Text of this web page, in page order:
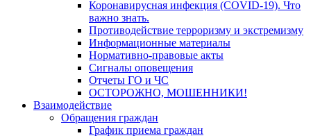
Коронавирусная инфекция (COVID-19). Что
важно знать.
Противодействие терроризму и экстремизму
Информационные материалы
Нормативно-правовые акты
Сигналы оповещения
Отчеты ГО и ЧС
ОСТОРОЖНО, МОШЕННИКИ!
Взаимодействие
Обращения граждан
График приема граждан